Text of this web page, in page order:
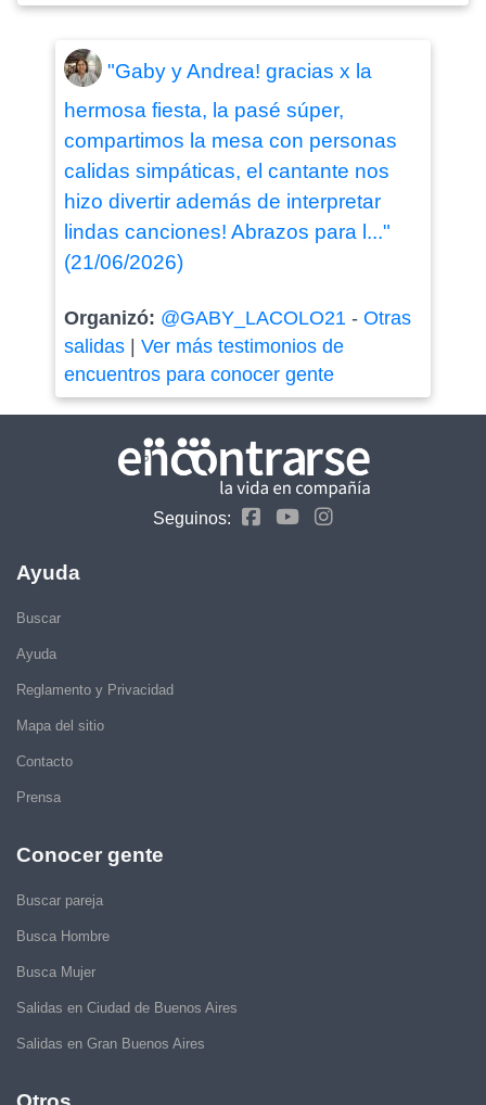
"Gaby y Andrea! gracias x la
hermosa fiesta, la pasé súper,
compartimos la mesa con personas
calidas simpáticas, el cantante nos
hizo divertir además de interpretar
lindas canciones! Abrazos para l..."
(21/06/2026)
Organizó: @GABY_LACOLO21- Otras
salidas| Ver más testimonios de
encuentros para conocer gente
Seguinos:
Ayuda
Buscar
Ayuda
Reglamento y Privacidad
Mapa del sitio
Contacto
Prensa
Conocer gente
Buscar pareja
Busca Hombre
Busca Mujer
Salidas en Ciudad de Buenos Aires
Salidas en Gran Buenos Aires